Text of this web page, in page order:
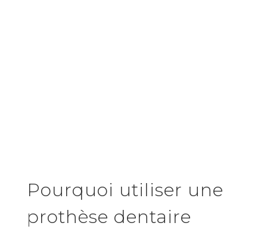
Pourquoi utiliser une
prothèse dentaire